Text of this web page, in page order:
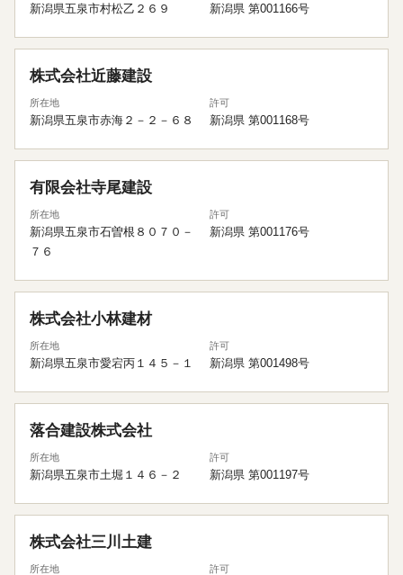
新潟県五泉市村松乙２６９ 新潟県 第001166号
株式会社近藤建設
所在地
新潟県五泉市赤海２－２－６８
許可
新潟県 第001168号
有限会社寺尾建設
所在地
新潟県五泉市石曽根８０７０－
７６
許可
新潟県 第001176号
株式会社小林建材
所在地
新潟県五泉市愛宕丙１４５－１
許可
新潟県 第001498号
落合建設株式会社
所在地
新潟県五泉市土堀１４６－２
許可
新潟県 第001197号
株式会社三川土建
所在地 許可